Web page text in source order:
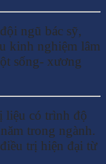
ngũ bác sỹ,
kinh nghiệm lâm
sống- xương
liệu có trình độ
trong ngành.
trị hiện đại từ